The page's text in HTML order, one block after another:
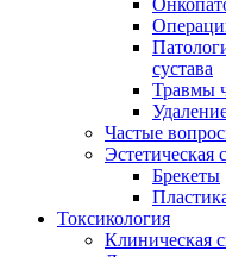
сустава
Травмы
Частые
Эстетическая
Брекеты
Токсикология
Клиническая